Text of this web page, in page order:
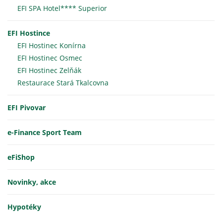
EFI SPA Hotel**** Superior
EFI Hostince
EFI Hostinec Konírna
EFI Hostinec Osmec
EFI Hostinec Zelňák
Restaurace Stará Tkalcovna
EFI Pivovar
e-Finance Sport Team
eFiShop
Novinky, akce
Hypotéky